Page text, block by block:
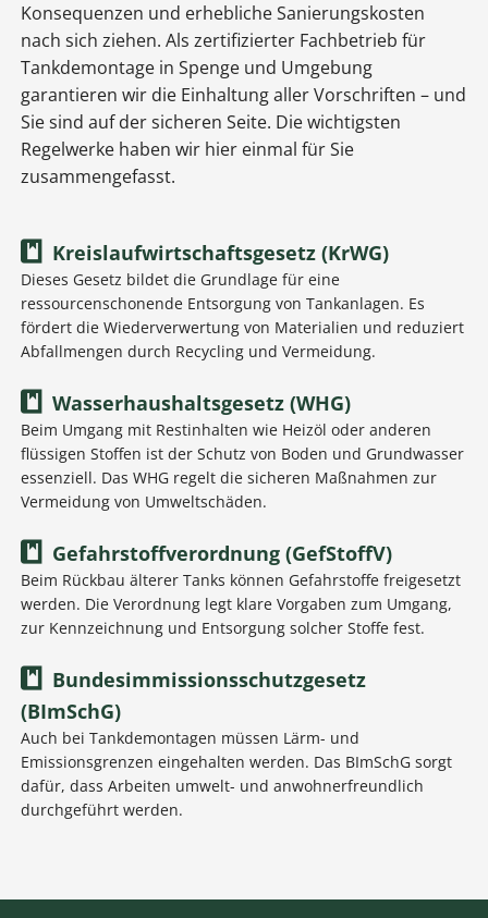
Konsequenzen und erhebliche Sanierungskosten
nach sich ziehen. Als zertifizierter Fachbetrieb für
Tankdemontage in Spenge und Umgebung
garantieren wir die Einhaltung aller Vorschriften – und
Sie sind auf der sicheren Seite. Die wichtigsten
Regelwerke haben wir hier einmal für Sie
zusammengefasst.
Kreislaufwirtschaftsgesetz (KrWG)
Dieses Gesetz bildet die Grundlage für eine
ressourcenschonende Entsorgung von Tankanlagen. Es
fördert die Wiederverwertung von Materialien und reduziert
Abfallmengen durch Recycling und Vermeidung.
Wasserhaushaltsgesetz (WHG)
Beim Umgang mit Restinhalten wie Heizöl oder anderen
flüssigen Stoffen ist der Schutz von Boden und Grundwasser
essenziell. Das WHG regelt die sicheren Maßnahmen zur
Vermeidung von Umweltschäden.
Gefahrstoffverordnung (GefStoffV)
Beim Rückbau älterer Tanks können Gefahrstoffe freigesetzt
werden. Die Verordnung legt klare Vorgaben zum Umgang,
zur Kennzeichnung und Entsorgung solcher Stoffe fest.
Bundesimmissionsschutzgesetz
(BImSchG)
Auch bei Tankdemontagen müssen Lärm- und
Emissionsgrenzen eingehalten werden. Das BImSchG sorgt
dafür, dass Arbeiten umwelt- und anwohnerfreundlich
durchgeführt werden.